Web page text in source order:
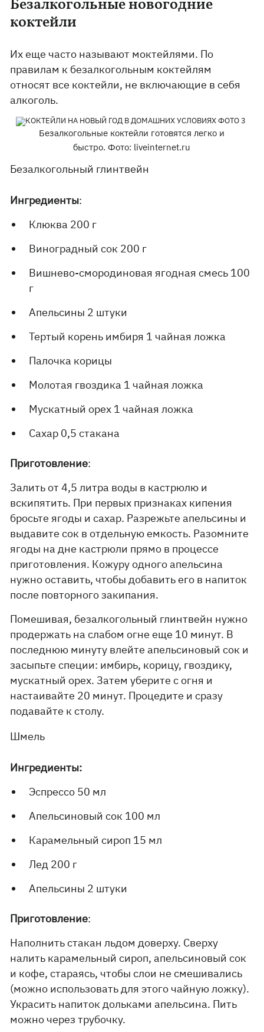
Безалкогольные новогодние
коктейли
Их еще часто называют моктейлями. По
правилам к безалкогольным коктейлям
относят все коктейли, не включающие в себя
алкоголь.
Безалкогольные коктейли готовятся легко и
быстро. Фото: liveinternet.ru
Безалкогольный глинтвейн
Ингредиенты:
Клюква 200 г
Виноградный сок 200 г
Вишнево-смородиновая ягодная смесь 100
г
Апельсины 2 штуки
Тертый корень имбиря 1 чайная ложка
Палочка корицы
Молотая гвоздика 1 чайная ложка
Мускатный орех 1 чайная ложка
Сахар 0,5 стакана
Приготовление:
Залить от 4,5 литра воды в кастрюлю и
вскипятить. При первых признаках кипения
бросьте ягоды и сахар. Разрежьте апельсины и
выдавите сок в отдельную емкость. Разомните
ягоды на дне кастрюли прямо в процессе
приготовления. Кожуру одного апельсина
нужно оставить, чтобы добавить его в напиток
после повторного закипания.
Помешивая, безалкогольный глинтвейн нужно
продержать на слабом огне еще 10 минут. В
последнюю минуту влейте апельсиновый сок и
засыпьте специи: имбирь, корицу, гвоздику,
мускатный орех. Затем уберите с огня и
настаивайте 20 минут. Процедите и сразу
подавайте к столу.
Шмель
Ингредиенты:
Эспрессо 50 мл
Апельсиновый сок 100 мл
Карамельный сироп 15 мл
Лед 200 г
Апельсины 2 штуки
Приготовление:
Наполнить стакан льдом доверху. Сверху
налить карамельный сироп, апельсиновый сок
и кофе, стараясь, чтобы слои не смешивались
(можно использовать для этого чайную ложку).
Украсить напиток дольками апельсина. Пить
можно через трубочку.